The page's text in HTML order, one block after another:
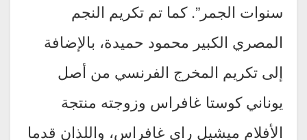
سنوات الجمر”. كما تم تكريم النجم
المصري الكبير محمود حميدة، بالإضافة
إلى تكريم المخرج الفرنسي من أصل
يوناني كوستا غافراس وزوجته منتجة
الأفلام ميشيل راي غافراس، واللذان قدما